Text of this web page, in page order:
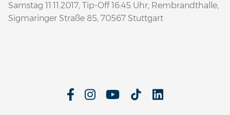
Samstag 11.11.2017, Tip-Off 16:45 Uhr, Rembrandthalle,
Sigmaringer Straße 85, 70567 Stuttgart